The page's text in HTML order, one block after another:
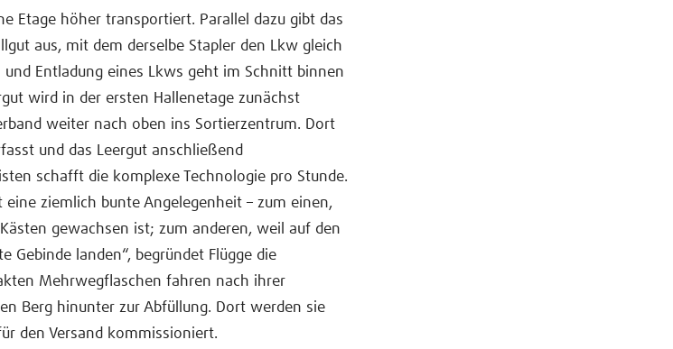
Etage höher transportiert. Parallel dazu gibt das
aus, mit dem derselbe Stapler den Lkw gleich
Entladung eines Lkws geht im Schnitt binnen
wird in der ersten Hallenetage zunächst
weiter nach oben ins Sortierzentrum. Dort
und das Leergut anschließend
schafft die komplexe Technologie pro Stunde.
eine ziemlich bunte Angelegenheit – zum einen,
gewachsen ist; zum anderen, weil auf den
Gebinde landen“, begründet Flügge die
Mehrwegflaschen fahren nach ihrer
Berg hinunter zur Abfüllung. Dort werden sie
den Versand kommissioniert.